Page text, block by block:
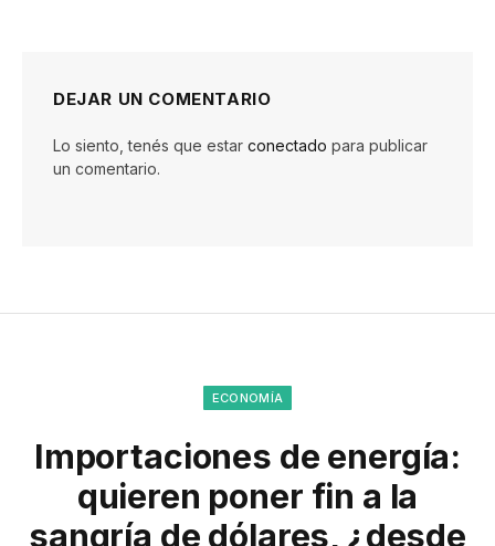
DEJAR UN COMENTARIO
Lo siento, tenés que estar conectado para publicar
un comentario.
ECONOMÍA
Importaciones de energía:
quieren poner fin a la
sangría de dólares, ¿desde